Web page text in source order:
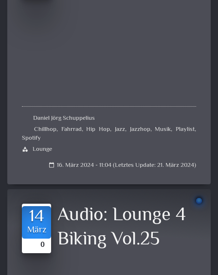
Daniel Jörg Schuppelius
Chillhop, Fahrrad,Hip Hop, Jazz, Jazzhop, Musik,Playlist,
Spotify
category Lounge
calendar_today 16. März 2024 - 11:04 (Letztes Update: 21. März 2024)
14
März
0
Audio: Lounge 4
Biking Vol.25